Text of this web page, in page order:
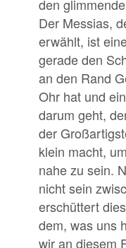
den
Der Messias,
erwählt, ist
gerade den
an den Rand
Ohr hat und
darum geht,
der
klein macht,
nahe zu sein.
nicht sein
erschüttert
dem, was uns
wir an diesem